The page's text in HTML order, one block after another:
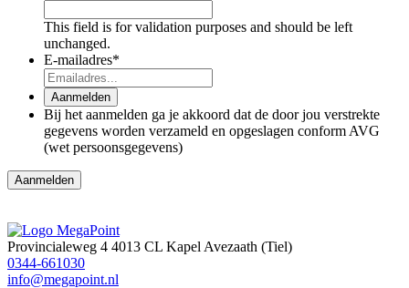
This field is for validation purposes and should be left
unchanged.
E-mailadres*
Aanmelden
Bij het aanmelden ga je akkoord dat de door jou verstrekte
gegevens worden verzameld en opgeslagen conform AVG
(wet persoonsgegevens)
Provincialeweg 4 4013 CL Kapel Avezaath (Tiel)
0344-661030
info@megapoint.nl